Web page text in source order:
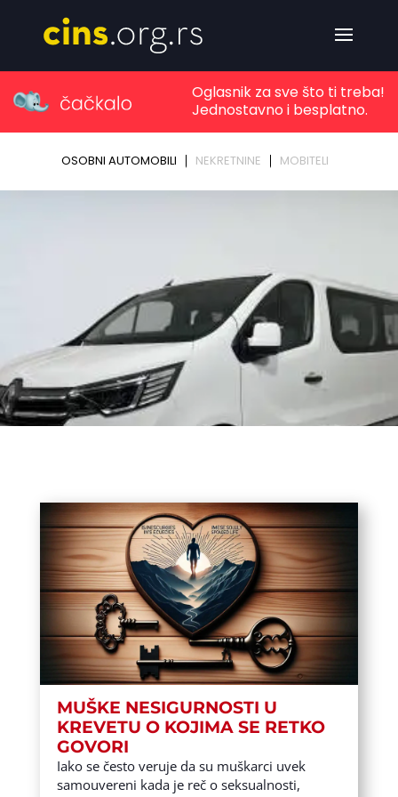
MUŠKE NESIGURNOSTI U
KREVETU O KOJIMA SE RETKO
GOVORI
Iako se često veruje da su muškarci uvek
samouvereni kada je reč o seksualnosti,